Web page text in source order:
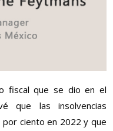
fiscal que se dio en el
que las insolvencias
ciento en 2022 y que